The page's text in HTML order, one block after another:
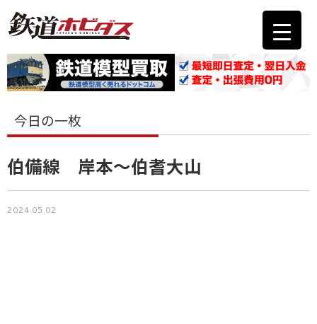
今日の一枚
伯備線 岸本〜伯耆大山
2024.05.02